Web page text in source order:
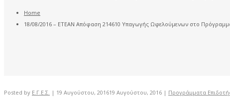
Home
18/08/2016 – ΕΤΕΑΝ Απόφαση 214610 Υπαγωγής Ωφελούμενων στο Πρόγραμμα
Posted by Ε.Γ.Ε.Σ. | 19 Αυγούστου, 201619 Αυγούστου, 2016 | Προγράμματα